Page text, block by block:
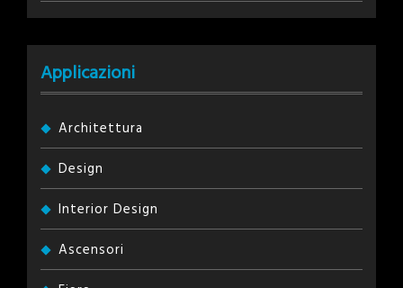
Applicazioni
Architettura
Design
Interior Design
Ascensori